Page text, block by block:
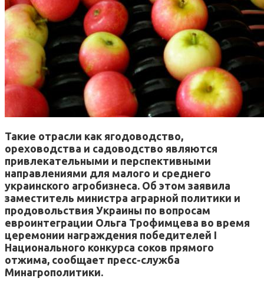
Такие отрасли как ягодоводство,
ореховодства и садоводство являются
привлекательными и перспективными
направлениями для малого и среднего
украинского агробизнеса. Об этом заявила
заместитель министра аграрной политики и
продовольствия Украины по вопросам
евроинтеграции Ольга Трофимцева во время
церемонии награждения победителей I
Национального конкурса соков прямого
отжима, сообщает пресс-служба
Минагрополитики.